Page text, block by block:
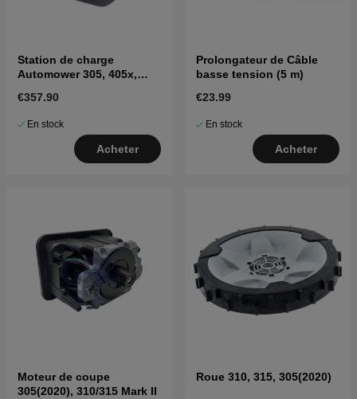
Station de charge
Automower 305, 405x,
€357.90
En stock
Acheter
Prolongateur de Câble
basse tension (5 m)
€23.99
En stock
Acheter
Moteur de coupe
305(2020), 310/315 Mark II
Roue 310, 315, 305(2020)